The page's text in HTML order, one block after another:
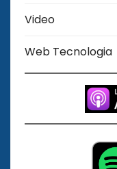
Video
Web Tecnologia